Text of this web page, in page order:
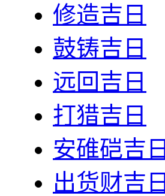
修造吉日
鼓铸吉日
远回吉日
打猎吉日
安碓硙吉日
出货财吉日